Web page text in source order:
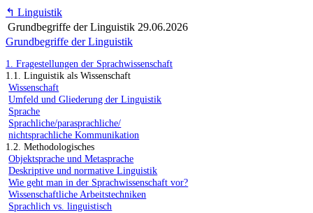
↰ Linguistik
Grundbegriffe der Linguistik 29.06.2026
Grundbegriffe der Linguistik
1. Fragestellungen der Sprachwissenschaft
1.1. Linguistik als Wissenschaft
Wissenschaft
Umfeld und Gliederung der Linguistik
Sprache
Sprachliche/parasprachliche/
nichtsprachliche Kommunikation
1.2. Methodologisches
Objektsprache und Metasprache
Deskriptive und normative Linguistik
Wie geht man in der Sprachwissenschaft vor?
Wissenschaftliche Arbeitstechniken
Sprachlich vs. linguistisch